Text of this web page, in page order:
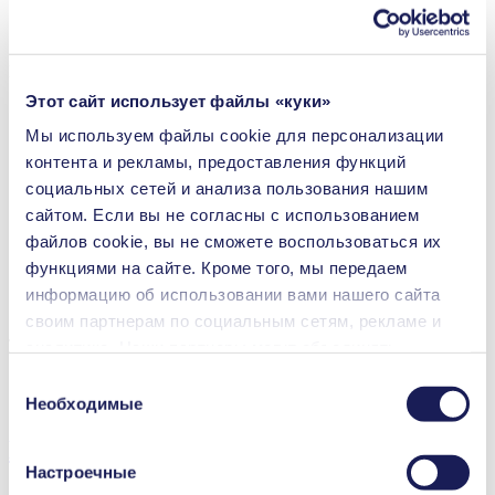
Этот сайт использует файлы «куки»
Мы используем файлы сookie для персонализации
контента и рекламы, предоставления функций
социальных сетей и анализа пользования нашим
сайтом. Если вы не согласны с использованием
файлов cookie, вы не сможете воспользоваться их
функциями на сайте. Кроме того, мы передаем
информацию об использовании вами нашего сайта
своим партнерам по социальным сетям, рекламе и
которая была предоставлена вами или получена в
процессе пользования их услугами. Вы можете в
любой момент аннулировать свое согласие, перейдя
в раздел «Cookies» по ссылке внизу страницы и
согласия
Необходимые
Настроечные
Незаурядная надежность
Высокое соотношение производительность/размер
Перекачивание без загрязнения
Не требует техобслуживания
Высокая устойчивость к агрессивным средам
Самозаливной
Сертификация NSF (Национальный санитарный фонд
США)
Цифровой регулятор двигателя
Регулируемая производительность
Сертификация NSF (Национальный санитарный фонд
США)